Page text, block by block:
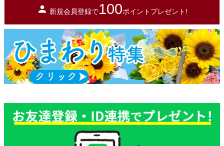
新規会員登録で100ポイントプレゼント!